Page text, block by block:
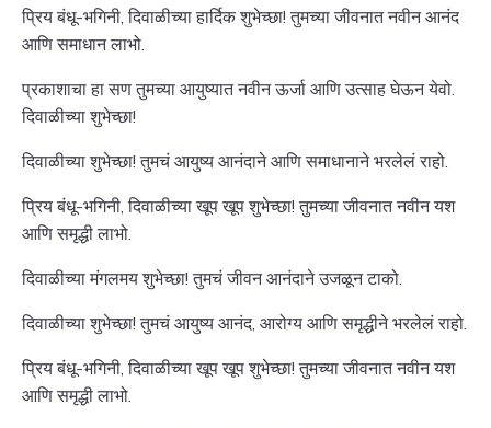
प्रिय बंधू-भगिनी, दिवाळीच्या हार्दिक शुभेच्छा! तुमच्या जीवनात नवीन आनंद
आणि समाधान लाभो.
प्रकाशाचा हा सण तुमच्या आयुष्यात नवीन ऊर्जा आणि उत्साह घेऊन येवो.
दिवाळीच्या शुभेच्छा!
दिवाळीच्या शुभेच्छा! तुमचं आयुष्य आनंदाने आणि समाधानाने भरलेलं राहो.
प्रिय बंधू-भगिनी, दिवाळीच्या खूप खूप शुभेच्छा! तुमच्या जीवनात नवीन यश
आणि समृद्धी लाभो.
दिवाळीच्या मंगलमय शुभेच्छा! तुमचं जीवन आनंदाने उजळून टाको.
दिवाळीच्या शुभेच्छा! तुमचं आयुष्य आनंद, आरोग्य आणि समृद्धीने भरलेलं राहो.
प्रिय बंधू-भगिनी, दिवाळीच्या खूप खूप शुभेच्छा! तुमच्या जीवनात नवीन यश
आणि समृद्धी लाभो.